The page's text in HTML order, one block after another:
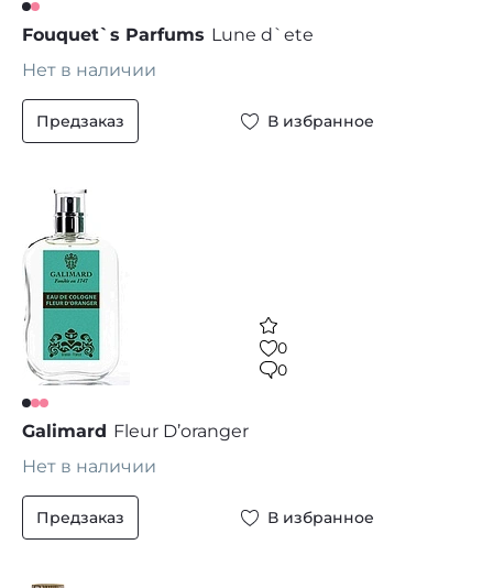
Fouquet`s Parfums Lune d`ete
Нет в наличии
Предзаказ В избранное
0
0
Galimard Fleur D’oranger
Нет в наличии
Предзаказ В избранное